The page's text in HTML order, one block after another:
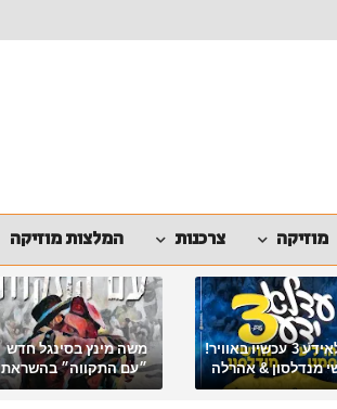
מוזיקה צרכנות המלצות מוזיקה
עדלאידע 3 עכשיו באוויר!
מנדלסון & אהרלה
באלבום פורימי
משה מינץ בסינגל חדש
״עם התקווה״ בהשראת
ארגון "ביחד ננצח"